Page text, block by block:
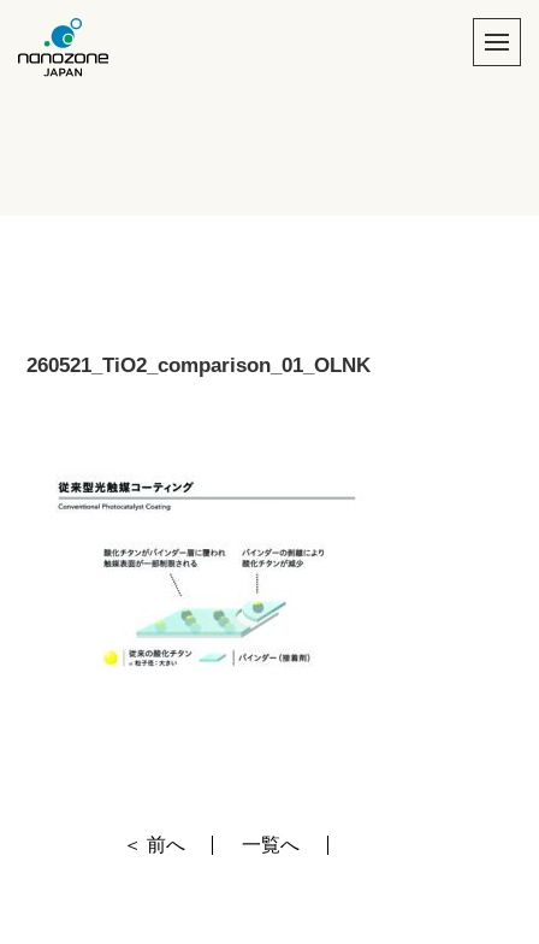
260521_TiO2_comparison_01_OLNK
＜ 前へ 一覧へ